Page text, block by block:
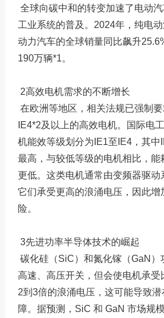
全球向碳中和的转变加速了电动
工业系统的普及。2024年，纯电
动力汽车的全球销量同比飙升
190万辆*1。
2高效电机需求的不断增长
在欧洲等地区，相关法规已强制
IE4*2及以上的高效电机。国际电
机能效等级划分为IE1至IE4，其中
最高，与较低等级的电机相比，
更低。这类电机通常由变频器驱动
它们承受更高的浪涌电压，因此增
险。
3先进功率半导体技术的崛起
碳化硅（SiC）和氮化镓（GaN）
高速、高压开关，但会使电机承受
2到3倍的浪涌电压，这可能导致
障。据预测，SiC 和 GaN 市场规